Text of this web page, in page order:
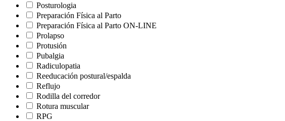
Posturologia
Preparación Física al Parto
Preparación Física al Parto ON-LINE
Prolapso
Protusión
Pubalgia
Radiculopatia
Reeducación postural/espalda
Reflujo
Rodilla del corredor
Rotura muscular
RPG